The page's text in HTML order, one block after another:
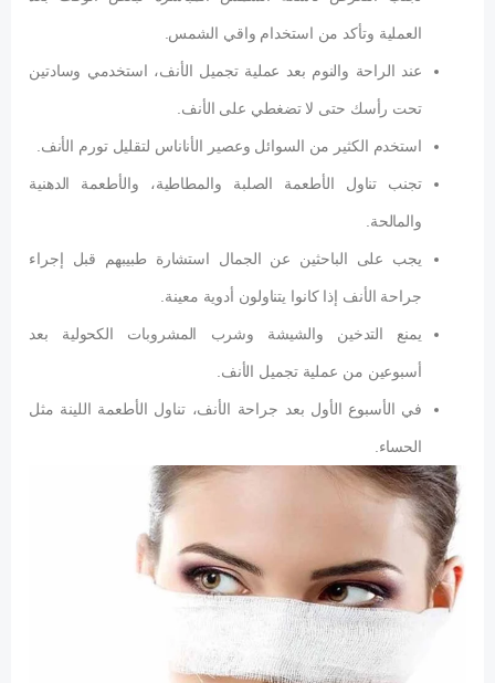
العملية وتأكد من استخدام واقي الشمس.
عند الراحة والنوم بعد عملية تجميل الأنف، استخدمي وسادتين
تحت رأسك حتى لا تضغطي على الأنف.
استخدم الكثير من السوائل وعصير الأناناس لتقليل تورم الأنف.
تجنب تناول الأطعمة الصلبة والمطاطية، والأطعمة الدهنية
والمالحة.
يجب على الباحثين عن الجمال استشارة طبيبهم قبل إجراء
جراحة الأنف إذا كانوا يتناولون أدوية معينة.
يمنع التدخين والشيشة وشرب المشروبات الكحولية بعد
أسبوعين من عملية تجميل الأنف.
في الأسبوع الأول بعد جراحة الأنف، تناول الأطعمة اللينة مثل
الحساء.